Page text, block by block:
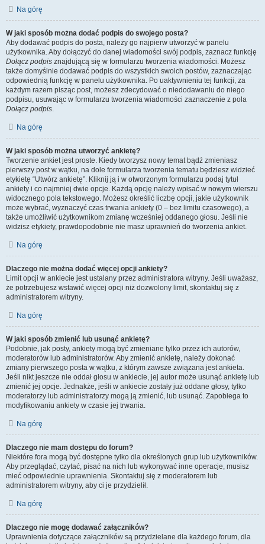
Na górę
W jaki sposób można dodać podpis do swojego posta?
Aby dodawać podpis do posta, należy go najpierw utworzyć w panelu
użytkownika. Aby dołączyć do danej wiadomości swój podpis, zaznacz funkcję
Dołącz podpis znajdującą się w formularzu tworzenia wiadomości. Możesz
także domyślnie dodawać podpis do wszystkich swoich postów, zaznaczając
odpowiednią funkcję w panelu użytkownika. Po uaktywnieniu tej funkcji, za
każdym razem pisząc post, możesz zdecydować o niedodawaniu do niego
podpisu, usuwając w formularzu tworzenia wiadomości zaznaczenie z pola
Dołącz podpis.
Na górę
W jaki sposób można utworzyć ankietę?
Tworzenie ankiet jest proste. Kiedy tworzysz nowy temat bądź zmieniasz
pierwszy post w wątku, na dole formularza tworzenia tematu będziesz widzieć
etykietę “Utwórz ankietę”. Kliknij ją i w otworzonym formularzu podaj tytuł
ankiety i co najmniej dwie opcje. Każdą opcję należy wpisać w nowym wierszu
widocznego pola tekstowego. Możesz określić liczbę opcji, jakie użytkownik
może wybrać, wyznaczyć czas trwania ankiety (0 – bez limitu czasowego), a
także umożliwić użytkownikom zmianę wcześniej oddanego głosu. Jeśli nie
widzisz etykiety, prawdopodobnie nie masz uprawnień do tworzenia ankiet.
Na górę
Dlaczego nie można dodać więcej opcji ankiety?
Limit opcji w ankiecie jest ustalany przez administratora witryny. Jeśli uważasz,
że potrzebujesz wstawić więcej opcji niż dozwolony limit, skontaktuj się z
administratorem witryny.
Na górę
W jaki sposób zmienić lub usunąć ankietę?
Podobnie, jak posty, ankiety mogą być zmieniane tylko przez ich autorów,
moderatorów lub administratorów. Aby zmienić ankietę, należy dokonać
zmiany pierwszego posta w wątku, z którym zawsze związana jest ankieta.
Jeśli nikt jeszcze nie oddał głosu w ankiecie, jej autor może usunąć ankietę lub
zmienić jej opcje. Jednakże, jeśli w ankiecie zostały już oddane głosy, tylko
moderatorzy lub administratorzy mogą ją zmienić, lub usunąć. Zapobiega to
modyfikowaniu ankiety w czasie jej trwania.
Na górę
Dlaczego nie mam dostępu do forum?
Niektóre fora mogą być dostępne tylko dla określonych grup lub użytkowników.
Aby przeglądać, czytać, pisać na nich lub wykonywać inne operacje, musisz
mieć odpowiednie uprawnienia. Skontaktuj się z moderatorem lub
administratorem witryny, aby ci je przydzielił.
Na górę
Dlaczego nie mogę dodawać załączników?
Uprawnienia dotyczące załączników są przydzielane dla każdego forum, dla